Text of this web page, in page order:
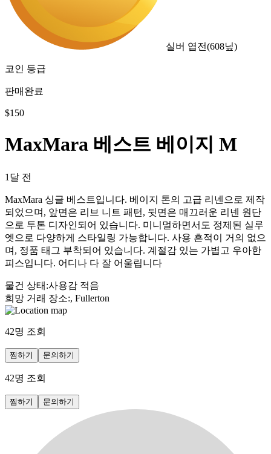
실버 엽전(608닢)
코인 등급
판매완료
$150
MaxMara 베스트 베이지 M
1달 전
MaxMara 싱글 베스트입니다. 베이지 톤의 고급 리넨으로 제작
되었으며, 앞면은 리브 니트 패턴, 뒷면은 매끄러운 리넨 원단
으로 투톤 디자인되어 있습니다. 미니멀하면서도 정제된 실루
엣으로 다양하게 스타일링 가능합니다. 사용 흔적이 거의 없으
며, 정품 태그 부착되어 있습니다. 계절감 있는 가볍고 우아한
피스입니다. 어디나 다 잘 어울립니다
물건 상태 :사용감 적음
희망 거래 장소:, Fullerton
42명 조회
찜하기 문의하기
42명 조회
찜하기 문의하기